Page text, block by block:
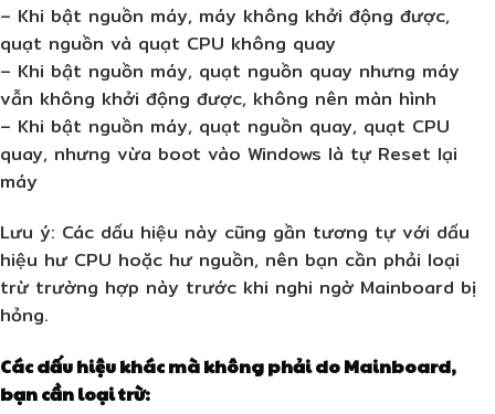
– Khi bật nguồn máy, máy không khởi động được,
quạt nguồn và quạt CPU không quay
– Khi bật nguồn máy, quạt nguồn quay nhưng máy
vẫn không khởi động được, không nên màn hình
– Khi bật nguồn máy, quạt nguồn quay, quạt CPU
quay, nhưng vừa boot vào Windows là tự Reset lại
máy
Lưu ý: Các dấu hiệu này cũng gần tương tự với dấu
hiệu hư CPU hoặc hư nguồn, nên bạn cần phải loại
trừ trường hợp này trước khi nghi ngờ Mainboard bị
hỏng.
Các dấu hiệu khác mà không phải do Mainboard,
bạn cần loại trừ: